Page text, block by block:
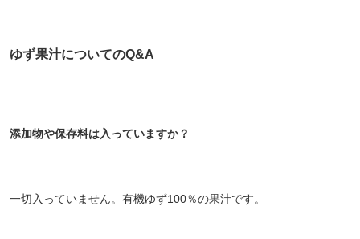
ゆず果汁についてのQ&A
添加物や保存料は入っていますか？
一切入っていません。有機ゆず100％の果汁です。